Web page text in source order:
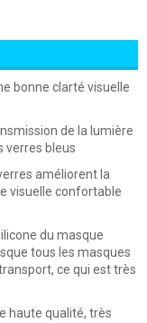
bonne clarté visuelle
de la lumière
verres bleus
améliorent la
visuelle confortable
du masque
tous les masques
ce qui est très
haute qualité, très